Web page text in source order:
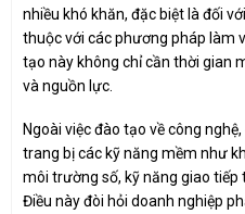
nhiều khó khăn, đặc biệt là đối
thuộc với các phương pháp làm
tạo này không chỉ cần thời gian
và nguồn lực.
Ngoài việc đào tạo về công
trang bị các kỹ năng mềm như
môi trường số, kỹ năng giao tiếp
Điều này đòi hỏi doanh nghiệp